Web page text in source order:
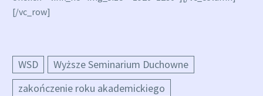
[/vc_row]
WSD
Wyższe Seminarium Duchowne
zakończenie roku akademickiego